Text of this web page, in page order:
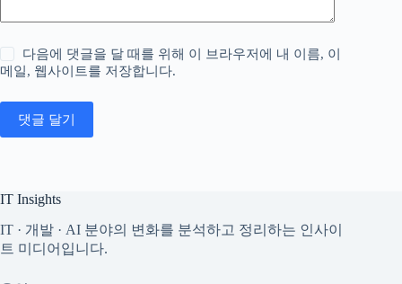
다음에 댓글을 달 때를 위해 이 브라우저에 내 이름, 이
메일, 웹사이트를 저장합니다.
댓글 달기
IT Insights
IT · 개발 · AI 분야의 변화를 분석하고 정리하는 인사이
트 미디어입니다.